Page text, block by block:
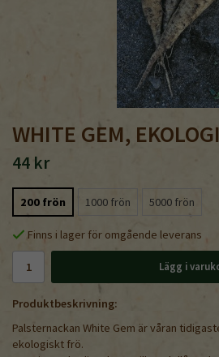
WHITE GEM,
44 kr
200 frön 1000 frön 5000 frön
Finns i lager för omgående leverans
Lägg i
Produktbeskrivning:
Palsternackan White Gem är våran
ekologiskt frö.